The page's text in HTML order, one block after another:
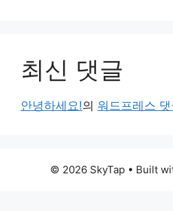
최신 댓글
안녕하세요!의 워드프레스
© 2026 SkyTap • Built